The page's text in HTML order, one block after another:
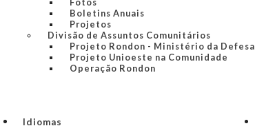
Boletins Anuais
Projetos
Divisão de Assuntos Comunitários
Projeto Rondon - Ministério da Defesa
Projeto Unioeste na Comunidade
Operação Rondon
Idiomas